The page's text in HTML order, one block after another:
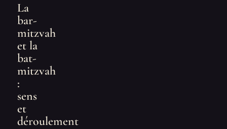
La
bar-
mitzvah
et la
bat-
mitzvah
:
sens
et
déroulement